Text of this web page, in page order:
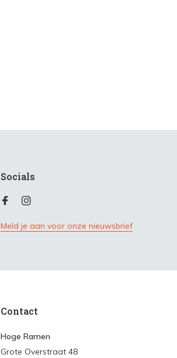
Socials
Meld je aan voor onze nieuwsbrief
Contact
Hoge Ramen
Grote Overstraat 48